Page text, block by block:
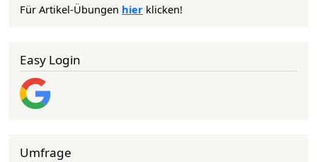
Für Artikel-Übungen hier klicken!
Easy Login
Umfrage